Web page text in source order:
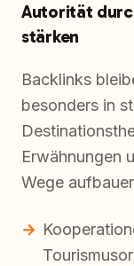
Autorität
stärken
Backlinks
besonders in
Erwähnungen
Wege